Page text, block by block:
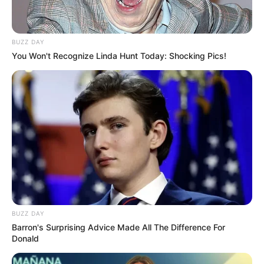
pernah diberikan oleh seorang fans kepadanya saat musim
dingin.
Ia adalah seorang yang romantis.
Tipe idealnya adalah seseorang yang meninggalkan kesan baik
sejak pertama.
Baca juga: Biodata, Profil, dan Fakta Kim Mu Yeol
Film
Remember
Josee(2020), sebagai Young Seok
The Great Battle (2018), sebagai Sa Mool
Drama
Vigilante(Disney+, Hulu | 2023), sebagai Kim Ji Young
BUZZ DAY
You Won't Recognize Linda Hunt Today: Shocking Pics!
BUZZ DAY
Barron's Surprising Advice Made All The Difference For
Donald